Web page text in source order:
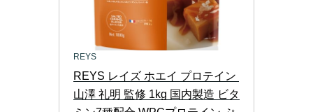
REYS
REYS レイズ ホエイ プロテイン
山澤 礼明 監修 1kg 国内製造 ビタ